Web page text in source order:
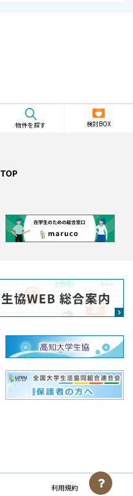
物件を探す 検討BOX
TOP
利用規約